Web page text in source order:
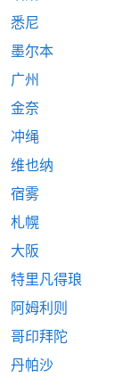
悉尼
墨尔本
广州
金奈
冲绳
维也纳
宿雾
札幌
大阪
特里凡得琅
阿姆利则
哥印拜陀
丹帕沙